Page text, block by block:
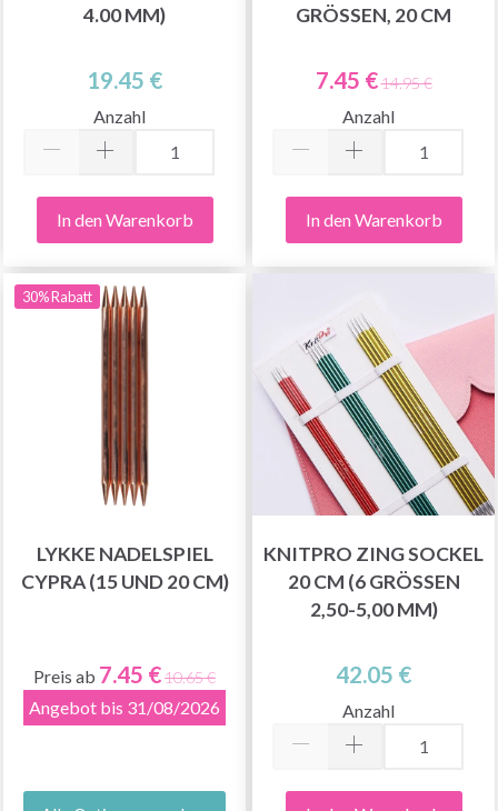
4.00 MM)
19.45 €
Anzahl
In den Warenkorb
GRÖSSEN, 20 CM
7.45 €14.95 €
Anzahl
In den Warenkorb
30% Rabatt
LYKKE NADELSPIEL
CYPRA (15 UND 20 CM)
Preis ab 7.45 €10.65 €
Angebot bis 31/08/2026
KNITPRO ZING SOCKEL
20 CM (6 GRÖSSEN
2,50-5,00 MM)
42.05 €
Anzahl